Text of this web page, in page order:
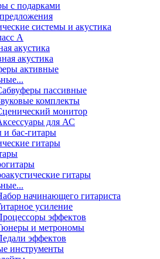
с подарками
системы и акустика
А
акустика
акустика
активные
пассивные
комплекты
монитор
для АС
и бас-гитары
гитары
гитары
начинающего гитариста
усиление
эффектов
и метрономы
эффектов
инструменты